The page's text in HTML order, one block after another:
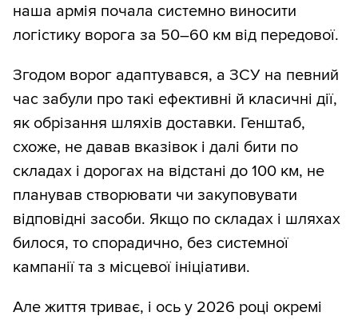
наша армія почала системно виносити
логістику ворога за 50–60 км від передової.
Згодом ворог адаптувався, а ЗСУ на певний
час забули про такі ефективні й класичні дії,
як обрізання шляхів доставки. Генштаб,
схоже, не давав вказівок і далі бити по
складах і дорогах на відстані до 100 км, не
планував створювати чи закуповувати
відповідні засоби. Якщо по складах і шляхах
билося, то спорадично, без системної
кампанії та з місцевої ініціативи.
Але життя триває, і ось у 2026 році окремі